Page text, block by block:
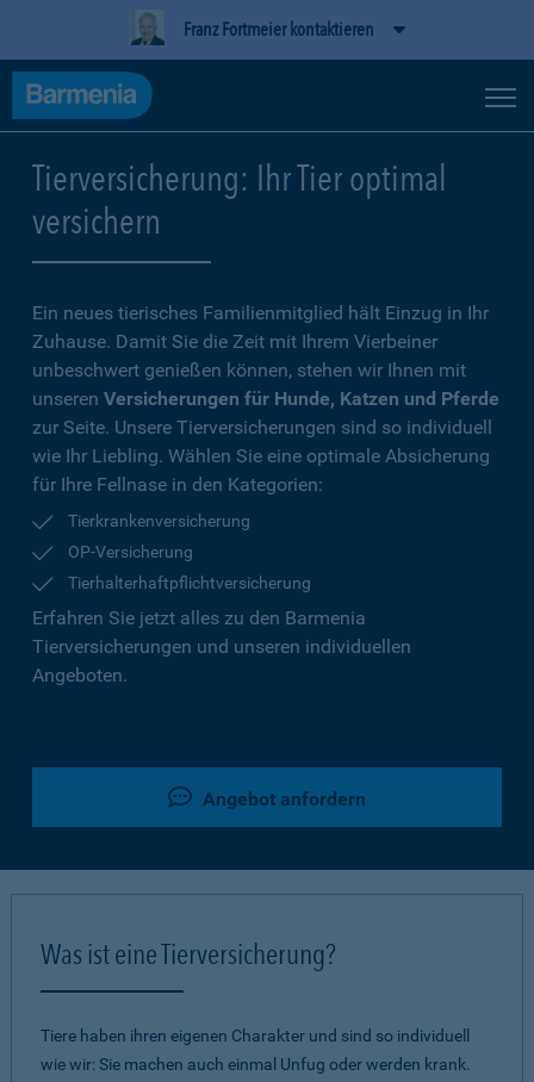
Franz Fortmeier kontaktieren
Tierversicherung: Ihr Tier optimal
versichern
Ein neues tierisches Familienmitglied hält Einzug in Ihr
Zuhause. Damit Sie die Zeit mit Ihrem Vierbeiner
unbeschwert genießen können, stehen wir Ihnen mit
unseren Versicherungen für Hunde, Katzen und Pferde
zur Seite. Unsere Tierversicherungen sind so individuell
wie Ihr Liebling. Wählen Sie eine optimale Absicherung
für Ihre Fellnase in den Kategorien:
Tierkrankenversicherung
OP-Versicherung
Tierhalterhaftpflichtversicherung
Erfahren Sie jetzt alles zu den Barmenia
Tierversicherungen und unseren individuellen
Angeboten.
Angebot anfordern
Was ist eine Tierversicherung?
Tiere haben ihren eigenen Charakter und sind so individuell
wie wir: Sie machen auch einmal Unfug oder werden krank.